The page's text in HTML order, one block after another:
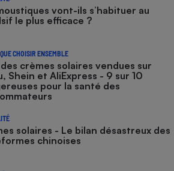
vont-ils s’habituer au
le plus efficace ?
CHOISIR ENSEMBLE
crèmes solaires vendues sur
Shein et AliExpress - 9 sur 10
pour la santé des
solaires - Le bilan désastreux des
chinoises